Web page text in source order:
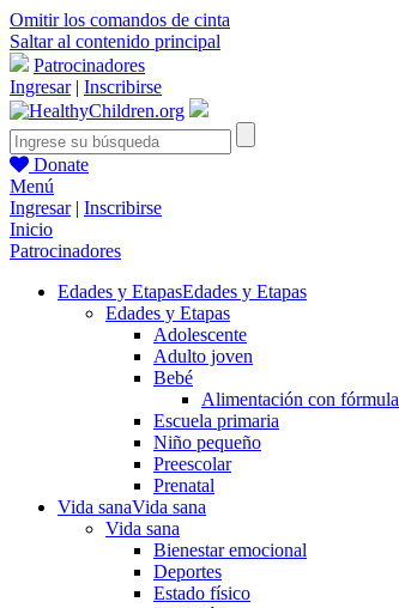
Omitir los comandos de cinta
Saltar al contenido principal
Patrocinadores
Ingresar| Inscribirse
Donate
Menú
Ingresar| Inscribirse
Inicio
Patrocinadores
Edades y EtapasEdades y Etapas
Edades y Etapas
Adolescente
Adulto joven
Bebé
Alimentación con fórmula
Escuela primaria
Niño pequeño
Preescolar
Prenatal
Vida sanaVida sana
Vida sana
Bienestar emocional
Deportes
Estado físico